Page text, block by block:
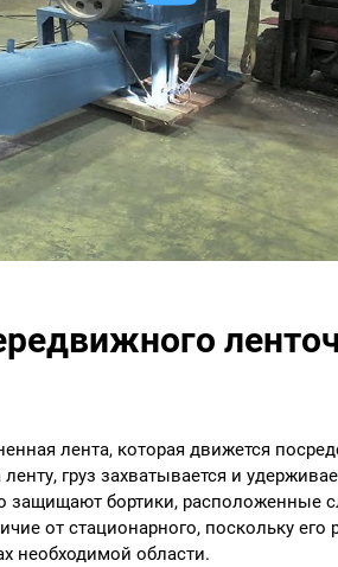
лента, которая движется
груз захватывается и
защищают бортики, расположенные
от стационарного, поскольку
необходимой области.